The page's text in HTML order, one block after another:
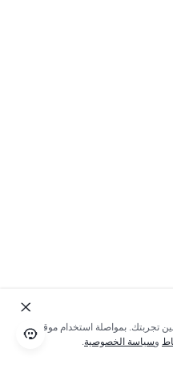
تجربتك. بمواصلة استخدام موقعنا؛
وسياسة الخصوصية.